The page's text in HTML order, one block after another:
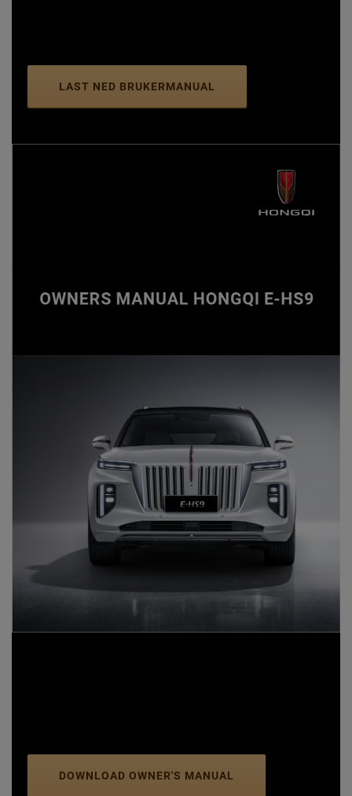
LAST NED BRUKERMANUAL
DOWNLOAD OWNER'S MANUAL